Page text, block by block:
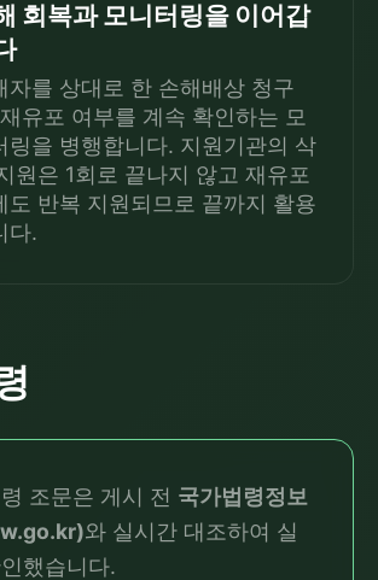
회복과 모니터링을 이어갑
자를 상대로 한 손해배상 청구
유포 여부를 계속 확인하는 모
링을 병행합니다. 지원기관의 삭
원은 1회로 끝나지 않고 재유포
도 반복 지원되므로 끝까지 활용
다.
조문은 게시 전 국가법령정보
와 실시간 대조하여 실
했습니다.